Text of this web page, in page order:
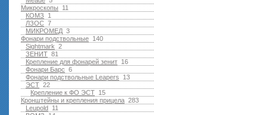
11
Микроскопы
1
КОМЗ
7
ЛЗОС
3
МИКРОМЕД
140
Фонари подствольные
2
Sightmark
81
ЗЕНИТ
16
Крепление для фонарей зенит
6
Фонари Барс
13
Фонари подствольные Leapers
22
ЭСТ
15
Крепление к ФО ЭСТ
283
Кронштейны и крепления прицела
11
Leupold